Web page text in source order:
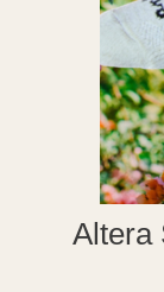
Altera